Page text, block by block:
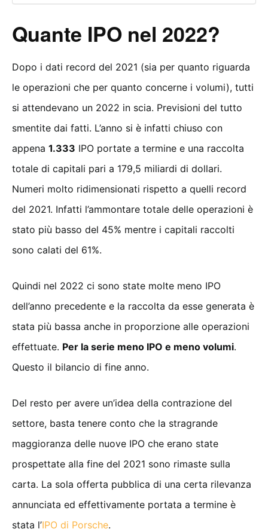
Quante IPO nel 2022?
Dopo i dati record del 2021 (sia per quanto riguarda
le operazioni che per quanto concerne i volumi), tutti
si attendevano un 2022 in scia. Previsioni del tutto
smentite dai fatti. L’anno si è infatti chiuso con
appena 1.333 IPO portate a termine e una raccolta
totale di capitali pari a 179,5 miliardi di dollari.
Numeri molto ridimensionati rispetto a quelli record
del 2021. Infatti l’ammontare totale delle operazioni è
stato più basso del 45% mentre i capitali raccolti
sono calati del 61%.
Quindi nel 2022 ci sono state molte meno IPO
dell’anno precedente e la raccolta da esse generata è
stata più bassa anche in proporzione alle operazioni
effettuate. Per la serie meno IPO e meno volumi.
Questo il bilancio di fine anno.
Del resto per avere un’idea della contrazione del
settore, basta tenere conto che la stragrande
maggioranza delle nuove IPO che erano state
prospettate alla fine del 2021 sono rimaste sulla
carta. La sola offerta pubblica di una certa rilevanza
annunciata ed effettivamente portata a termine è
stata l’IPO di Porsche.